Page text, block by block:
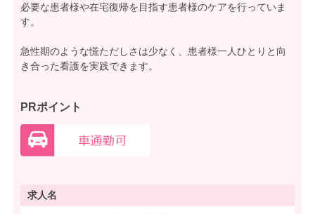
必要な患者様や在宅復帰を目指す患者様のケアを行っていま
す。
急性期のような慌ただしさは少なく、患者様一人ひとりと向
き合った看護を実践できます。
PRポイント
求人名